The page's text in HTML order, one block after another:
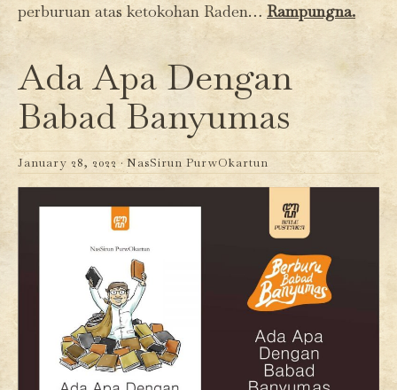
perburuan atas ketokohan Raden…Rampungna.
Ada Apa Dengan
Babad Banyumas
January 28, 2022 · NasSirun PurwOkartun